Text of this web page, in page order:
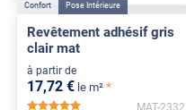
Confort Pose Intérieure
Revêtement adhésif gris
clair mat
à partir de
17,72 € le m² *
MAT-2332